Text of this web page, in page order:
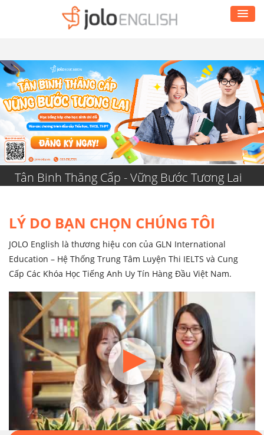
Tân Binh Thăng Cấp - Vững Bước Tương Lai
LÝ DO BẠN CHỌN CHÚNG TÔI
JOLO English là thương hiệu con của GLN International
Education – Hệ Thống Trung Tâm Luyện Thi IELTS và Cung
Cấp Các Khóa Học Tiếng Anh Uy Tín Hàng Đầu Việt Nam.